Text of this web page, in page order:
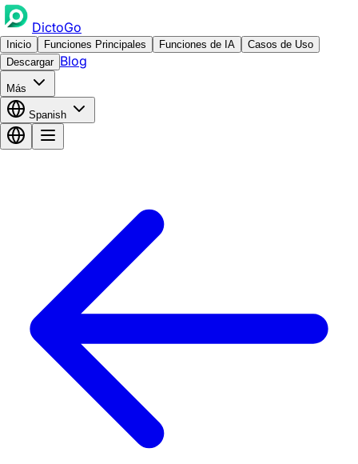
DictoGo
Inicio Funciones Principales Funciones de IA
Casos de Uso
Descargar Blog
Más
Spanish